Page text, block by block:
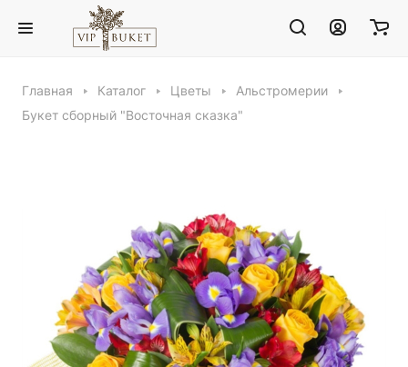
Главная Каталог Цветы
Альстромерии
Букет сборный "Восточная сказка"